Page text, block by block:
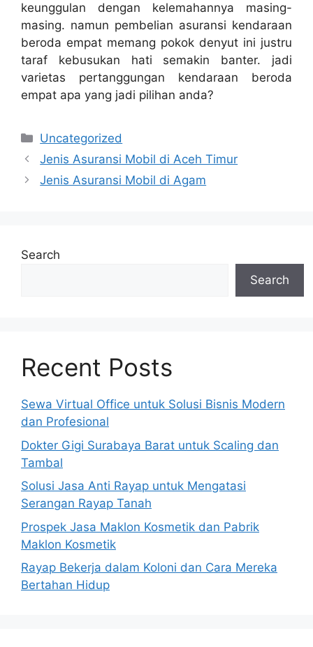
keunggulan dengan kelemahannya masing-
masing. namun pembelian asuransi kendaraan
beroda empat memang pokok denyut ini justru
taraf kebusukan hati semakin banter. jadi
varietas pertanggungan kendaraan beroda
empat apa yang jadi pilihan anda?
Categories
Uncategorized
Jenis Asuransi Mobil di Aceh Timur
Jenis Asuransi Mobil di Agam
Search
Search
Recent Posts
Sewa Virtual Office untuk Solusi Bisnis Modern
dan Profesional
Dokter Gigi Surabaya Barat untuk Scaling dan
Tambal
Solusi Jasa Anti Rayap untuk Mengatasi
Serangan Rayap Tanah
Prospek Jasa Maklon Kosmetik dan Pabrik
Maklon Kosmetik
Rayap Bekerja dalam Koloni dan Cara Mereka
Bertahan Hidup